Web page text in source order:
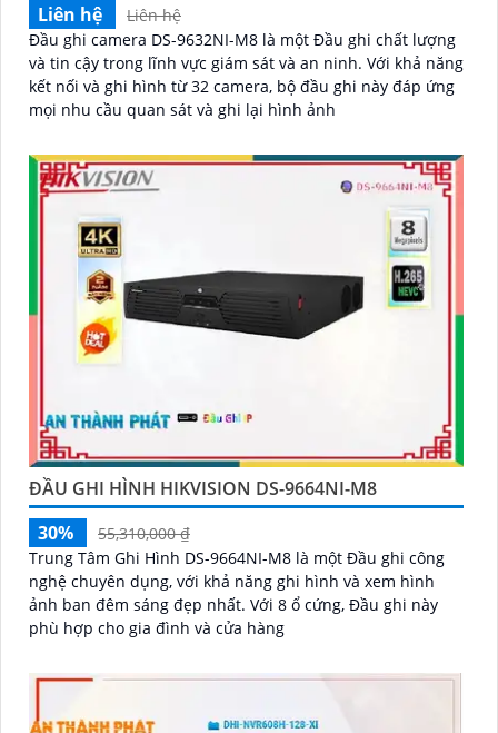
Liên hệ
Liên hệ
Đầu ghi camera DS-9632NI-M8 là một Đầu ghi chất lượng
và tin cậy trong lĩnh vực giám sát và an ninh. Với khả năng
kết nối và ghi hình từ 32 camera, bộ đầu ghi này đáp ứng
mọi nhu cầu quan sát và ghi lại hình ảnh
ĐẦU GHI HÌNH HIKVISION DS-9664NI-M8
30%
55,310,000 ₫
Trung Tâm Ghi Hình DS-9664NI-M8 là một Đầu ghi công
nghệ chuyên dụng, với khả năng ghi hình và xem hình
ảnh ban đêm sáng đẹp nhất. Với 8 ổ cứng, Đầu ghi này
phù hợp cho gia đình và cửa hàng